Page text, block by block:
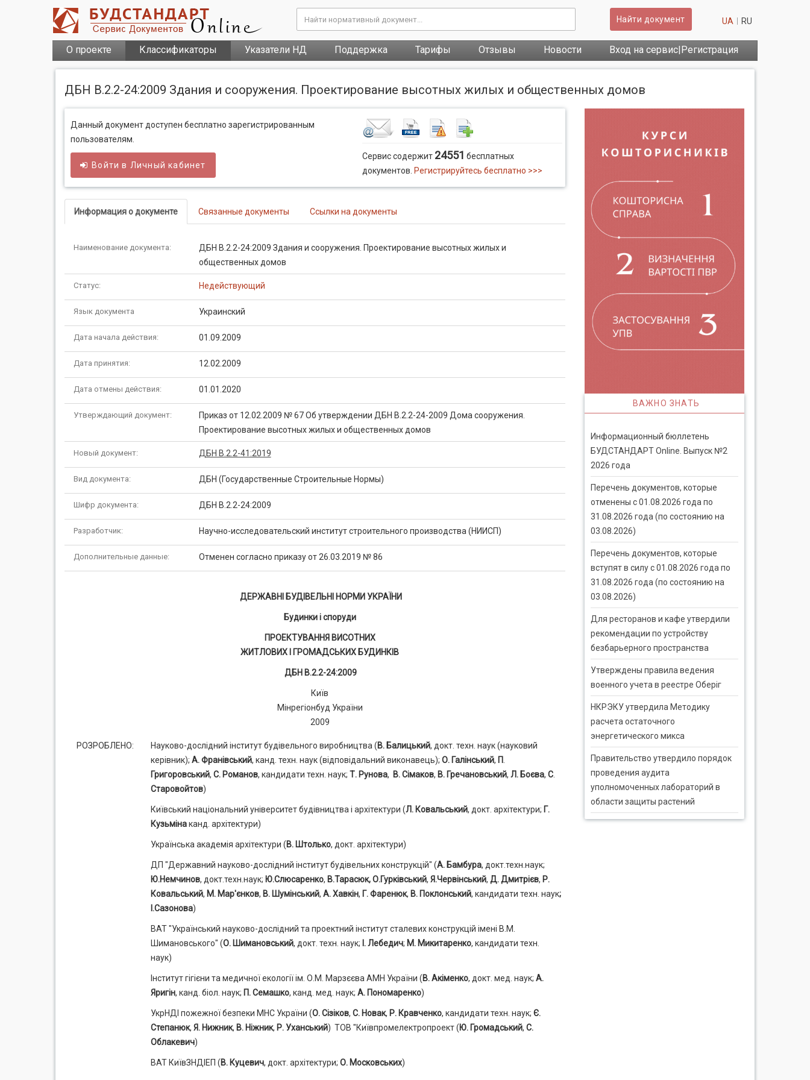
Найти документ UA RU
О проекте Классификаторы Указатели НД Поддержка Тарифы Отзывы Новости Вход на сервис|Регистрация
ДБН В.2.2-24:2009 Здания и сооружения. Проектирование высотных жилых и общественных домов
Данный документ доступен бесплатно зарегистрированным
пользователям.
Войти в Личный кабинет
Сервис содержит 24551 бесплатных
документов. Регистрируйтесь бесплатно >>>
Информация о документе Связанные документы Ссылки на документы
Наименование документа:
ДБН В.2.2-24:2009 Здания и сооружения. Проектирование высотных жилых и
общественных домов
Статус: Недействующий
Язык документа Украинский
Дата начала действия: 01.09.2009
Дата принятия: 12.02.2009
Дата отмены действия: 01.01.2020
Утверждающий документ:
Приказ от 12.02.2009 № 67 Об утверждении ДБН В.2.2-24-2009 Дома сооружения.
Проектирование высотных жилых и общественных домов
Новый документ: ДБН В.2.2-41:2019
Вид документа: ДБН (Государственные Строительные Нормы)
Шифр документа: ДБН В.2.2-24:2009
Разработчик: Научно-исследовательский институт строительного производства (НИИСП)
Дополнительные данные: Отменен согласно приказу от 26.03.2019 № 86
ДЕРЖАВНІ БУДІВЕЛЬНІ НОРМИ УКРАЇНИ
Будинки і споруди
ПРОЕКТУВАННЯ ВИСОТНИХ
ЖИТЛОВИХ І ГРОМАДСЬКИХ БУДИНКІВ
ДБН В.2.2-24:2009
Київ
Мінрегіонбуд України
2009
РОЗРОБЛЕНО: Науково-дослідний інститут будівельного виробництва (В. Балицький, докт. техн. наук (науковий
керівник); А. Франівський, канд. техн. наук (відповідальний виконавець); О. Галінський, П
Григоровський, С. Романов, кандидати техн. наук; Т. Рунова, В. Сімаков, В. Гречановський, Л. Боєва, С
Старовойтов)
Київський національний університет будівництва і архітектури (Л. Ковальський, докт. архітектури; Г.
Кузьмінаканд. архітектури)
Українська академія архітектури (В. Штолько, докт. архітектури)
ДП "Державний науково-дослідний інститут будівельних конструкцій" (А. Бамбура, докт.техн.наук;
Ю.Немчинов, докт.техн.наук; Ю.Слюсаренко, В.Тарасюк, О.Гурківський, Я.Червінський, Д. Дмитрієв, Р.
Ковальський, М. Мар'єнков, В. Шумінський, А.Хавкін, Г. Фаренюк, В. Поклонський, кандидати техн. наук;
І.Сазонова)
ВАТ "Український науково-дослідний та проектний інститут сталевих конструкцій імені В.М.
Шимановського" (О. Шимановський, докт. техн. наук; І. Лебедич; М. Микитаренко, кандидати техн.
наук)
Інститут гігієни та медичної екології ім. О.М. Марзєєва АМН України (В. Акіменко, докт. мед. наук; А.
Яригін, канд. біол. наук; П. Семашко, канд. мед. наук; А. Пономаренко)
УкрНДІ пожежної безпеки МНС України (О. Сізіков, С. Новак, Р. Кравченко, кандидати техн. наук; Є.
Степанюк, Я. Нижник, В. Ніжник, Р. Уханський) ТОВ "Київпромелектропроект (Ю. Громадський, С.
Облакевич)
ВАТ КиївЗНДІЕП (В. Куцевич, докт. архітектури; О. Московських)
ВАЖНО ЗНАТЬ
Информационный бюллетень
БУДСТАНДАРТ Online. Выпуск №2
2026 года
Перечень документов, которые
отменены с 01.08.2026 года по
31.08.2026 года (по состоянию на
03.08.2026)
Перечень документов, которые
вступят в силу с 01.08.2026 года по
31.08.2026 года (по состоянию на
03.08.2026)
Для ресторанов и кафе утвердили
рекомендации по устройству
безбарьерного пространства
Утверждены правила ведения
военного учета в реестре Оберіг
НКРЭКУ утвердила Методику
расчета остаточного
энергетического микса
Правительство утвердило порядок
проведения аудита
уполномоченных лабораторий в
области защиты растений